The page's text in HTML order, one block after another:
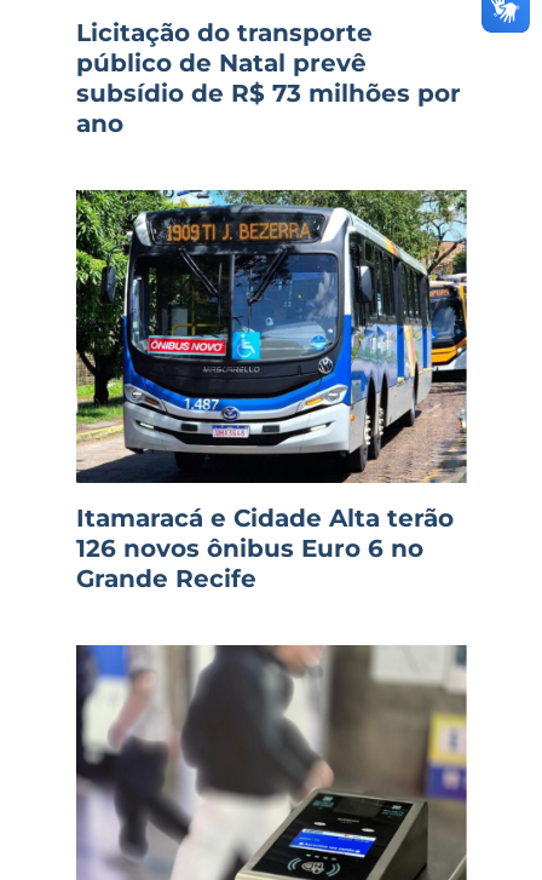
Licitação do transporte
público de Natal prevê
subsídio de R$ 73 milhões por
ano
Itamaracá e Cidade Alta terão
126 novos ônibus Euro 6 no
Grande Recife